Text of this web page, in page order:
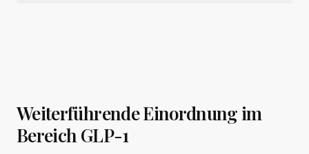
Weiterführende Einordnung im
Bereich GLP-1